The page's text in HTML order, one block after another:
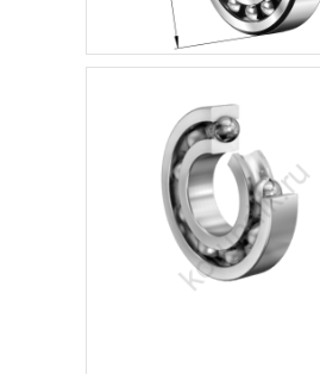
1.000
3.000
4.000
4.762